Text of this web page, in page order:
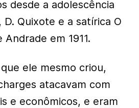
desde a adolescência
Quixote e a satírica O
em 1911.
ele mesmo criou,
atacavam com
e econômicos, e eram